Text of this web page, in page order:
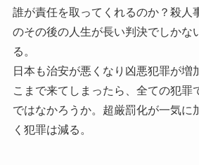
誰が責任を取ってくれるのか？殺人
のその後の人生が長い判決でしかな
る。
日本も治安が悪くなり凶悪犯罪が増
こまで来てしまったら、全ての犯罪
ではなかろうか。超厳罰化が一気に
く犯罪は減る。